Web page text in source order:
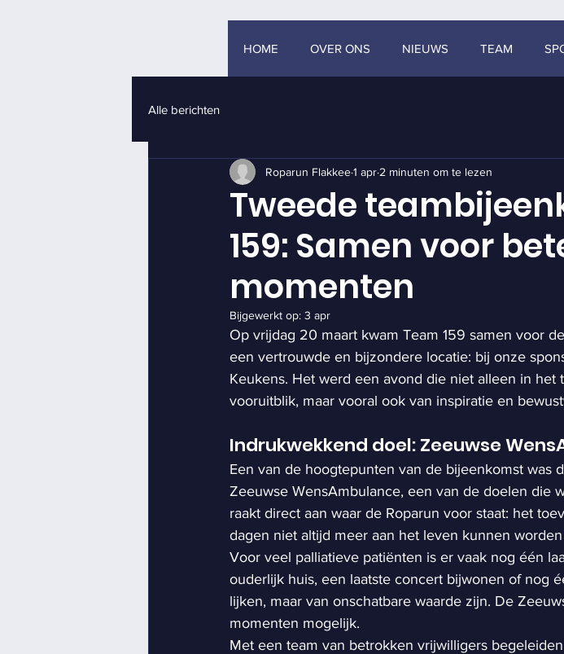
HOME OVER ONS NIEUWS TEAM
Alle berichten
Tweede
159: Samen voor
momenten
Roparun Flakkee1 apr 2 minuten om te lezen
Bijgewerkt op: 3 apr
Op vrijdag 20 maart kwam Team 159 samen voor
een vertrouwde en bijzondere locatie: bij onze
Keukens. Het werd een avond die niet alleen in het
vooruitblik, maar vooral ook van inspiratie en
Indrukwekkend doel: Zeeuwse
Een van de hoogtepunten van de bijeenkomst was
Zeeuwse WensAmbulance, een van de doelen die
raakt direct aan waar de Roparun voor staat: het
dagen niet altijd meer aan het leven kunnen
Voor veel palliatieve patiënten is er vaak nog één
ouderlijk huis, een laatste concert bijwonen of nog
lijken, maar van onschatbare waarde zijn. De
momenten mogelijk.
Met een team van betrokken vrijwilligers